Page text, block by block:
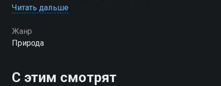
Узнайте, как эти необычные леса формируют
животных
Читать дальше
Жанр
Природа
С этим смотрят